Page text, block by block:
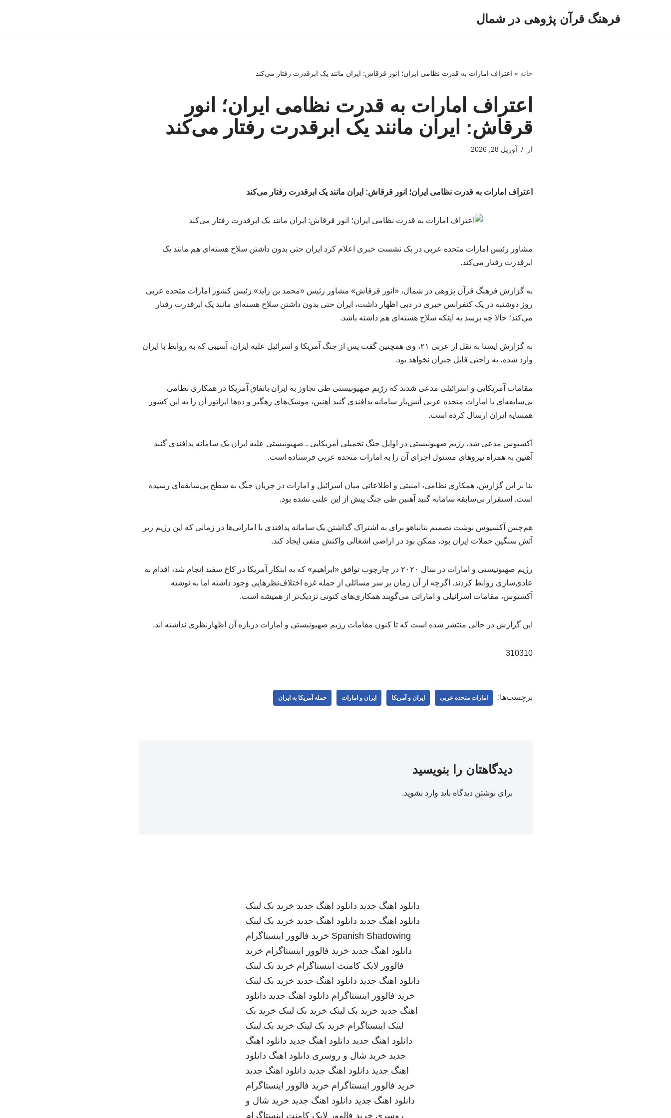
فرهنگ قرآن پژوهی در شمال
خانه » اعتراف امارات به قدرت نظامی ایران؛ انور قرقاش: ایران مانند یک ابرقدرت رفتار می‌کند
اعتراف امارات به قدرت نظامی ایران؛ انور
قرقاش: ایران مانند یک ابرقدرت رفتار می‌کند
از آوریل 28, 2026
اعتراف امارات به قدرت نظامی ایران؛ انور قرقاش: ایران مانند یک ابرقدرت رفتار می‌کند
مشاور رئیس امارات متحده عربی در یک نشست خبری اعلام کرد ایران حتی بدون داشتن سلاح هسته‌ای هم مانند یک
ابرقدرت رفتار می‌کند.
به گزارش فرهنگ قرآن پژوهی در شمال، «انور قرقاش» مشاور رئیس «محمد بن زاید» رئیس کشور امارات متحده عربی
روز دوشنبه در یک کنفرانس خبری در دبی اظهار داشت، ایران حتی بدون داشتن سلاح هسته‌ای مانند یک ابرقدرت رفتار
می‌کند؛ حالا چه برسد به اینکه سلاح هسته‌ای هم داشته باشد.
به گزارش ایسنا به نقل از عربی ۲۱، وی همچنین گفت پس از جنگ آمریکا و اسرائیل علیه ایران، آسیبی که به روابط با ایران
وارد شده، به راحتی قابل جبران نخواهد بود.
مقامات آمریکایی و اسرائیلی مدعی شدند که رژیم صهیونیستی طی تجاوز به ایران باتفاق آمریکا در همکاری نظامی
بی‌سابقه‌ای با امارات متحده عربی آتش‌بار سامانه پدافندی گنبد آهنین، موشک‌های رهگیر و ده‌ها اپراتور آن را به این کشور
همسایه ایران ارسال کرده است.
آکسیوس مدعی شد، رژیم صهیونیستی در اوایل جنگ تحمیلی آمریکایی ـ صهیونیستی علیه ایران یک سامانه پدافندی گنبد
آهنین به همراه نیروهای مسئول اجرای آن را به امارات متحده عربی فرستاده است.
بنا بر این گزارش، همکاری نظامی، امنیتی و اطلاعاتی میان اسرائیل و امارات در جریان جنگ به سطح بی‌سابقه‌ای رسیده
است. استقرار بی‌سابقه سامانه گنبد آهنین طی جنگ پیش از این علنی نشده بود.
هم‌چنین آکسیوس نوشت تصمیم نتانیاهو برای به اشتراک گذاشتن یک سامانه پدافندی با اماراتی‌ها در زمانی که این رژیم زیر
آتش سنگین حملات ایران بود، ممکن بود در اراضی اشغالی واکنش منفی ایجاد کند.
رژیم صهیونیستی و امارات در سال ۲۰۲۰ در چارچوب توافق «ابراهیم» که به ابتکار آمریکا در کاخ سفید انجام شد، اقدام به
عادی‌سازی روابط کردند. اگرچه از آن زمان بر سر مسائلی از جمله غزه اختلاف‌نظرهایی وجود داشته اما به نوشته
آکسیوس، مقامات اسرائیلی و اماراتی می‌گویند همکاری‌های کنونی نزدیک‌تر از همیشه است.
این گزارش در حالی منتشر شده است که تا کنون مقامات رژیم صهیونیستی و امارات درباره آن اظهارنظری نداشته اند.
310310
برچسب‌ها: امارات متحده عربی ایران و آمریکا ایران و امارات حمله آمریکا به ایران
دیدگاهتان را بنویسید
برای نوشتن دیدگاه باید وارد بشوید.
دانلود اهنگ جدید دانلود اهنگ جدید خرید بک لینک
دانلود اهنگ جدید دانلود اهنگ جدید خرید بک لینک
Spanish Shadowing خرید فالوور اینستاگرام
دانلود اهنگ جدید خرید فالوور اینستاگرام خرید
فالوور لایک کامنت اینستاگرام خرید بک لینک
دانلود اهنگ جدید دانلود اهنگ جدید خرید بک لینک
خرید فالوور اینستاگرام دانلود اهنگ جدید دانلود
اهنگ جدید خرید بک لینک خرید بک لینک خرید بک
لینک اینستاگرام خرید بک لینک خرید بک لینک
دانلود اهنگ جدید دانلود اهنگ جدید دانلود اهنگ
جدید خرید شال و روسری دانلود اهنگ دانلود
اهنگ جدید دانلود اهنگ جدید دانلود اهنگ جدید
خرید فالوور اینستاگرام خرید فالوور اینستاگرام
دانلود اهنگ جدید دانلود اهنگ جدید خرید شال و
روسری خرید فالوور لایک کامنت اینستاگرام